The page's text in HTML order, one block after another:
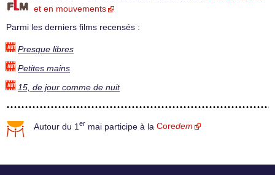
et en mouvements
Parmi les derniers films recensés :
Presque libres
Petites mains
15, de jour comme de nuit
Autour du 1 er mai participe à la Coredem